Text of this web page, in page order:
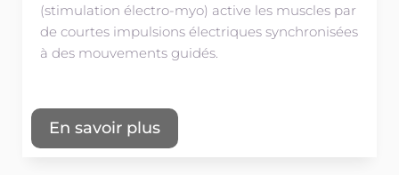
(stimulation électro-myo) active les muscles par
de courtes impulsions électriques synchronisées
à des mouvements guidés.
En savoir plus